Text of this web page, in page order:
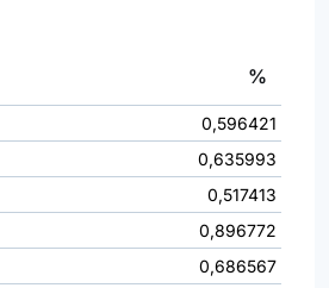
%
0,596421
0,635993
0,517413
0,896772
0,686567